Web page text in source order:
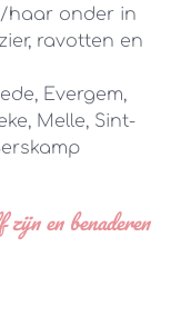
haar onder in
ravotten en
Evergem,
Melle, Sint-
en benaderen